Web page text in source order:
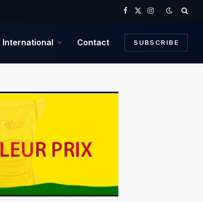
Facebook
X
Instagram
International Contact SUBSCRIBE